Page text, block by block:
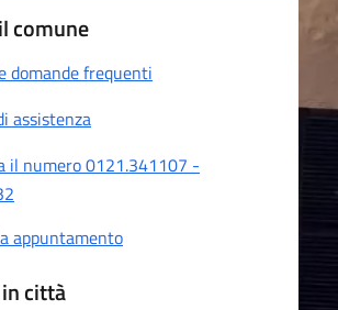
comune
domande frequenti
assistenza
il numero 0121.341107 -
appuntamento
città